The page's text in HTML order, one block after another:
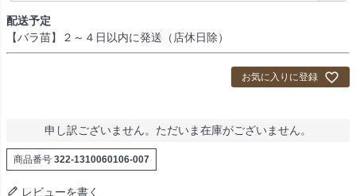
配送予定
【バラ苗】２～４日以内に発送（店休日除）
お気に入りに登録
申し訳ございません。ただいま在庫がございません。
商品番号 322-1310060106-007
レビューを書く